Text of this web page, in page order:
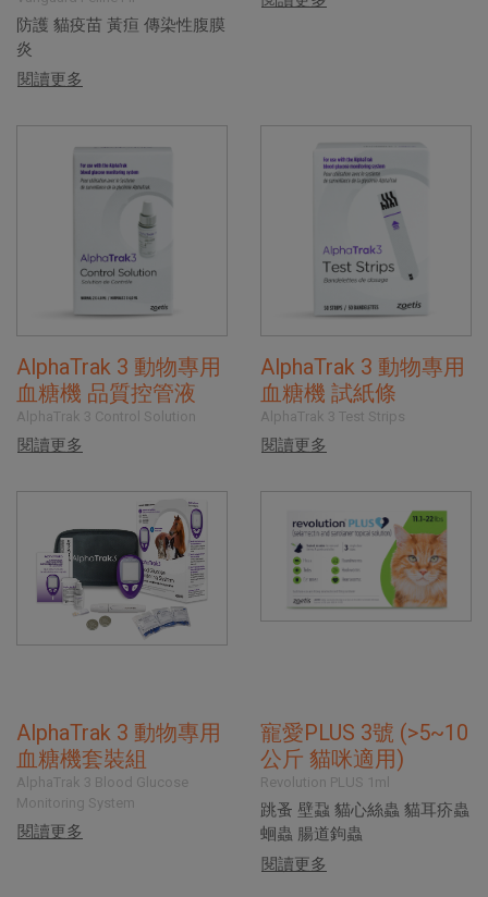
防護 貓疫苗 黃疸 傳染性腹膜
炎
閱讀更多
AlphaTrak 3 動物專用
血糖機 品質控管液
AlphaTrak 3 Control Solution
閱讀更多
AlphaTrak 3 動物專用
血糖機 試紙條
AlphaTrak 3 Test Strips
閱讀更多
AlphaTrak 3 動物專用
血糖機套裝組
AlphaTrak 3 Blood Glucose
Monitoring System
閱讀更多
寵愛PLUS 3號 (>5~10
公斤 貓咪適用)
Revolution PLUS 1ml
跳蚤 壁蝨 貓心絲蟲 貓耳疥蟲
蛔蟲 腸道鉤蟲
閱讀更多